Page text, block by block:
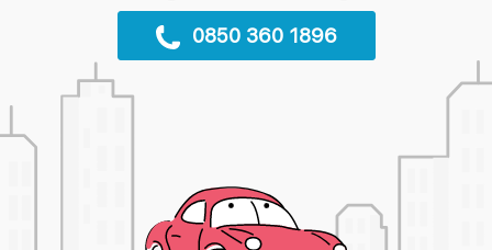
0850 360 1896